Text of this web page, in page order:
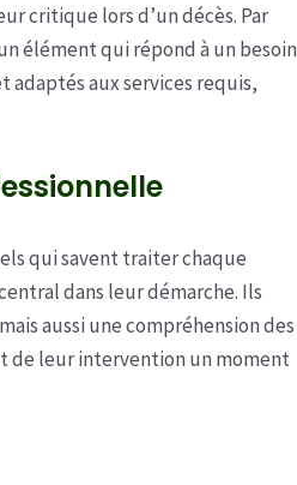
critique lors d’un décès. Par
élément qui répond à un besoin
aux services requis,
qui savent traiter chaque
dans leur démarche. Ils
aussi une compréhension des
de leur intervention un moment